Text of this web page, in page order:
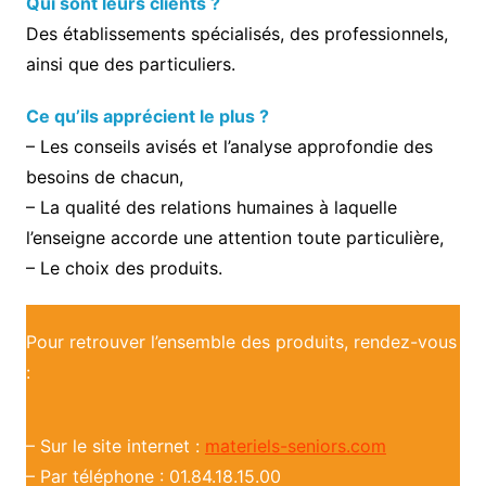
Des établissements spécialisés, des professionnels,
ainsi que des particuliers.
Ce qu’ils apprécient le plus ?
– Les conseils avisés et l’analyse approfondie des
besoins de chacun,
– La qualité des relations humaines à laquelle
l’enseigne accorde une attention toute particulière,
– Le choix des produits.
Pour retrouver l’ensemble des produits, rendez-vous
:
– Sur le site internet : materiels-seniors.com
– Par téléphone : 01.84.18.15.00